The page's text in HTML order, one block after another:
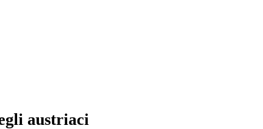
austriaci